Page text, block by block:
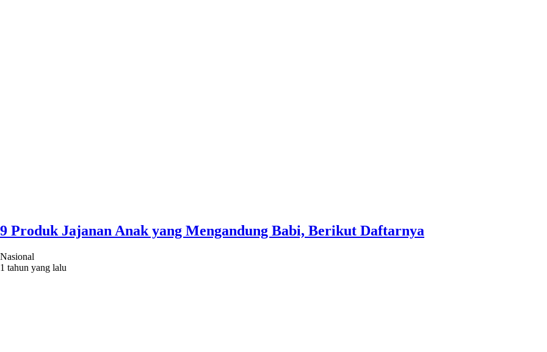
9 Produk Jajanan Anak yang Mengandung Babi, Berikut Daftarnya
Nasional
1 tahun yang lalu